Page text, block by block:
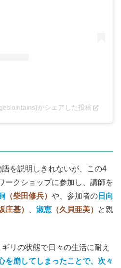
がシェアした投稿
を説明しきれないが、この4
ークショップに参加し、講師を
（柴田修兵） や、参加者の 日向
庄基） 淑恵 （久貝亜美）
と親
リの状態で日々の生活に耐え
を崩してしまったことで、次々